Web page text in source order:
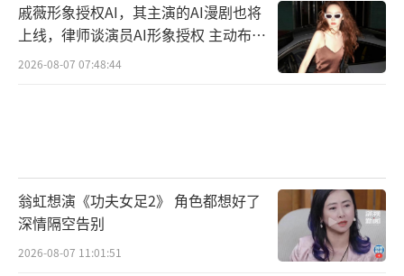
戚薇形象授权AI，其主演的AI漫剧也将
上线，律师谈演员AI形象授权 主动布局
数字资产
2026-08-07 07:48:44
翁虹想演《功夫女足2》 角色都想好了
深情隔空告别
2026-08-07 11:01:51